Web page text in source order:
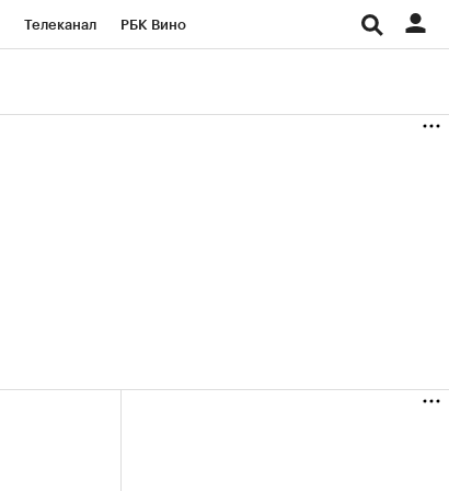
Телеканал РБК Вино